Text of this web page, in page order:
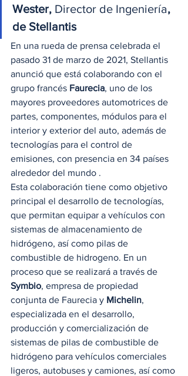
Wester, Director de Ingeniería,
de Stellantis
En una rueda de prensa celebrada el
pasado 31 de marzo de 2021, Stellantis
anunció que está colaborando con el
grupo francés Faurecia, uno de los
mayores proveedores automotrices de
partes, componentes, módulos para el
interior y exterior del auto, además de
tecnologías para el control de
emisiones, con presencia en 34 países
alrededor del mundo .
Esta colaboración tiene como objetivo
principal el desarrollo de tecnologías,
que permitan equipar a vehículos con
sistemas de almacenamiento de
hidrógeno, así como pilas de
combustible de hidrogeno. En un
proceso que se realizará a través de
Symbio, empresa de propiedad
conjunta de Faurecia y Michelin,
especializada en el desarrollo,
producción y comercialización de
sistemas de pilas de combustible de
hidrógeno para vehículos comerciales
ligeros, autobuses y camiones, así como